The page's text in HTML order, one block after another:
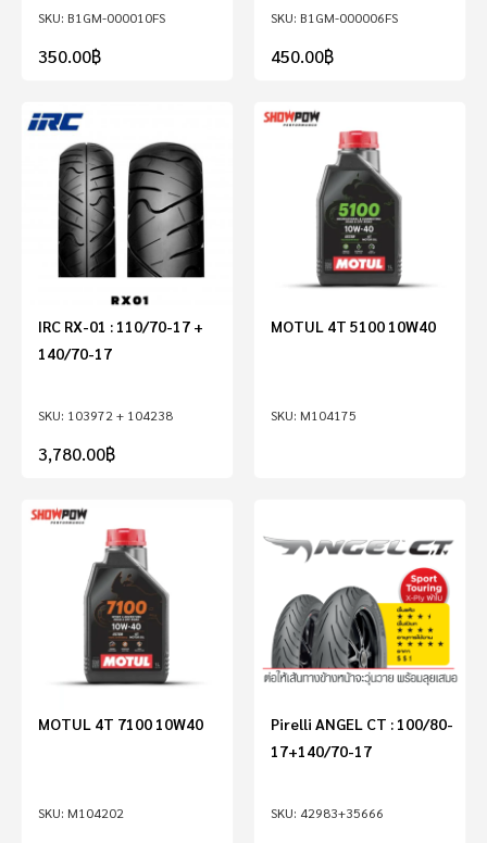
B1GM-000010FS
350.00฿
B1GM-000006FS
450.00฿
103972 + 104238
IRC RX-01 : 110/70-17 +
140/70-17
3,780.00฿
M104175
MOTUL 4T 5100 10W40
M104202
MOTUL 4T 7100 10W40
42983+35666
Pirelli ANGEL CT : 100/80-
17+140/70-17